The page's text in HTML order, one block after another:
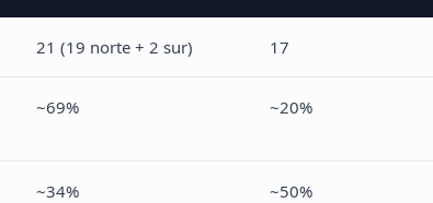
21 (19 norte + 2 sur) 17
~69% ~20%
~34% ~50%